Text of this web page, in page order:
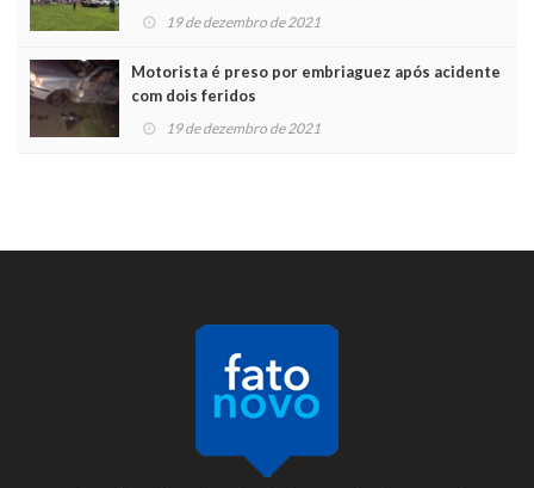
19 de dezembro de 2021
Motorista é preso por embriaguez após acidente
com dois feridos
19 de dezembro de 2021